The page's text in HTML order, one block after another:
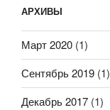
АРХИВЫ
Март 2020 (1)
Сентябрь 2019 (1)
Декабрь 2017 (1)